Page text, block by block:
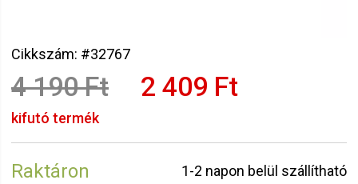
Cikkszám: #32767
4 190 Ft 2 409 Ft
kifutó termék
Raktáron 1-2 napon belül szállítható